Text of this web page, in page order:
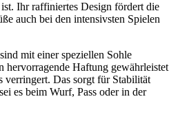
Ihr raffiniertes Design fördert die
auch bei den intensivsten Spielen
mit einer speziellen Sohle
hervorragende Haftung gewährleistet
verringert. Das sorgt für Stabilität
es beim Wurf, Pass oder in der